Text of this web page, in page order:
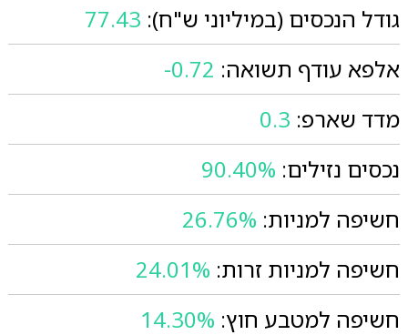
גודל הנכסים (במיליוני ש"ח): 77.43
אלפא עודף תשואה: -0.72
מדד שארפ: 0.3
נכסים נזילים: 90.40%
חשיפה למניות: 26.76%
חשיפה למניות זרות: 24.01%
חשיפה למטבע חוץ: 14.30%